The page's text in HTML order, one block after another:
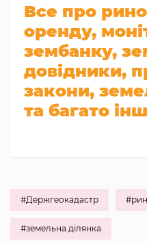
Все про
оренду,
зембанку,
довідники,
закони,
та багато
#Держгеокадастр
#земельна ділянка